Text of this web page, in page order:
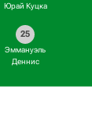
Юрай Куцка
25
Эммануэль
Деннис